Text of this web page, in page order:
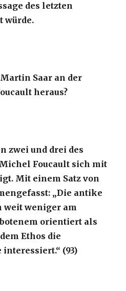
des letzten
würde.
Saar an der
heraus?
zwei und drei des
Foucault sich mit
Mit einem Satz von
„Die antike
weit weniger am
orientiert als
Ethos die
(93)